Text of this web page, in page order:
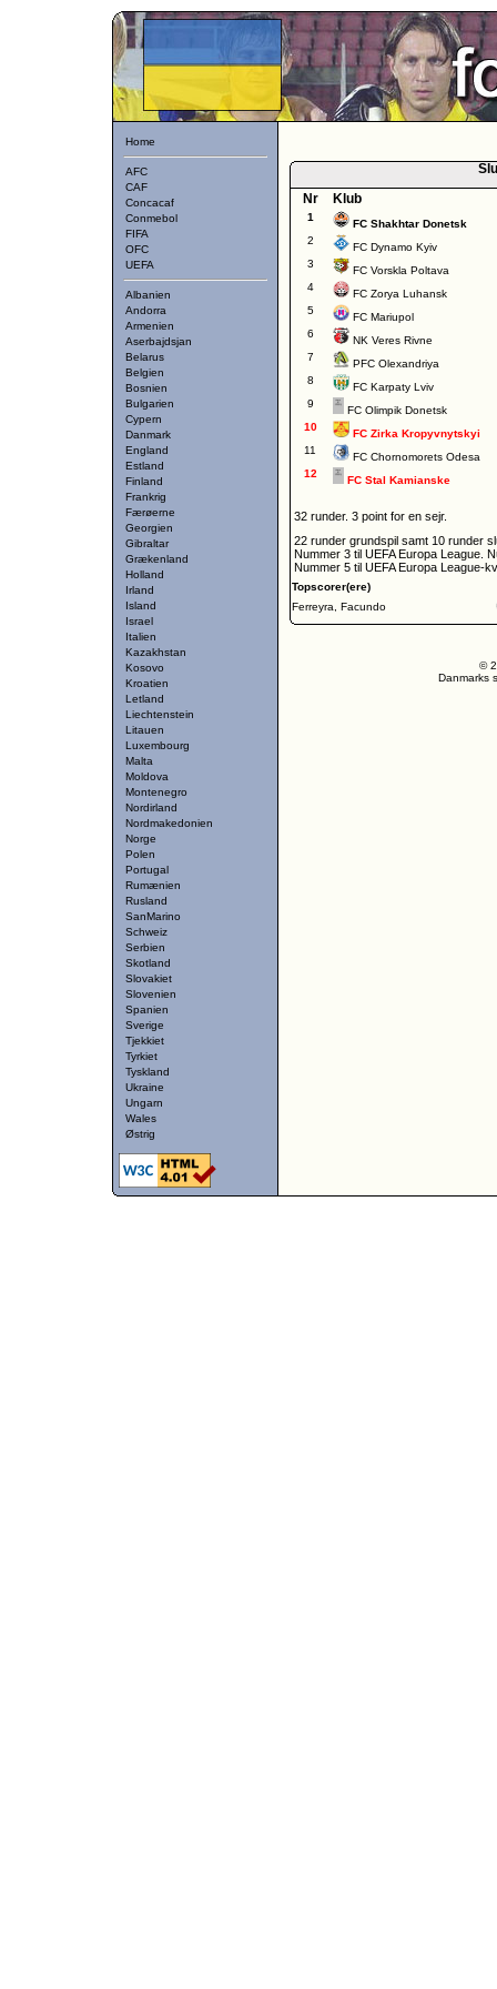
Home
AFC
CAF
Concacaf
Conmebol
FIFA
OFC
UEFA
Albanien
Andorra
Armenien
Aserbajdsjan
Belarus
Belgien
Bosnien
Bulgarien
Cypern
Danmark
England
Estland
Finland
Frankrig
Færøerne
Georgien
Gibraltar
Grækenland
Holland
Irland
Island
Israel
Italien
Kazakhstan
Kosovo
Kroatien
Letland
Liechtenstein
Litauen
Luxembourg
Malta
Moldova
Montenegro
Nordirland
Nordmakedonien
Norge
Polen
Portugal
Rumænien
Rusland
SanMarino
Schweiz
Serbien
Skotland
Slovakiet
Slovenien
Spanien
Sverige
Tjekkiet
Tyrkiet
Tyskland
Ukraine
Ungarn
Wales
Østrig
Nr
Klub
1
FC Shakhtar Donetsk
2
FC Dynamo Kyiv
3
FC Vorskla Poltava
4
FC Zorya Luhansk
5
FC Mariupol
6
NK Veres Rivne
7
PFC Olexandriya
8
FC Karpaty Lviv
9
FC Olimpik Donetsk
10
FC Zirka Kropyvnytskyi
11
FC Chornomorets Odesa
12
FC Stal Kamianske
32 runder. 3 point for en sejr.
22 runder grundspil samt 10 runder
Nummer 3 til UEFA Europa League.
Nummer 5 til UEFA Europa League-
Topscorer(ere)
Ferreyra, Facundo
©
Danmarks